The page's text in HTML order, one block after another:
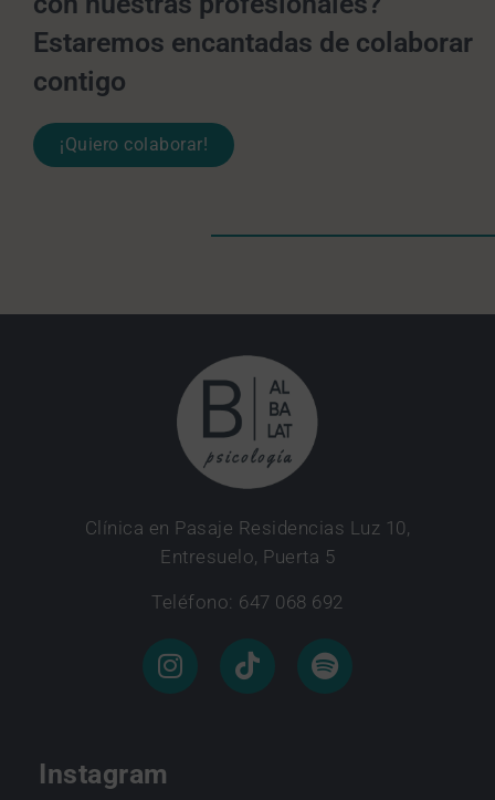
Estaremos encantadas de colaborar
contigo
¡Quiero colaborar!
Clínica en Pasaje Residencias Luz 10,
Entresuelo, Puerta 5
Teléfono: 647 068 692
Instagram